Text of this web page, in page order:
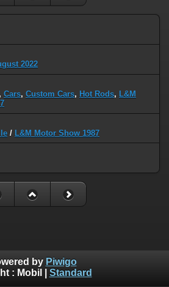
2022
, Cars, Custom Cars, Hot Rods, L&M
/ L&M Motor Show 1987
by Piwigo
: Mobil Standard